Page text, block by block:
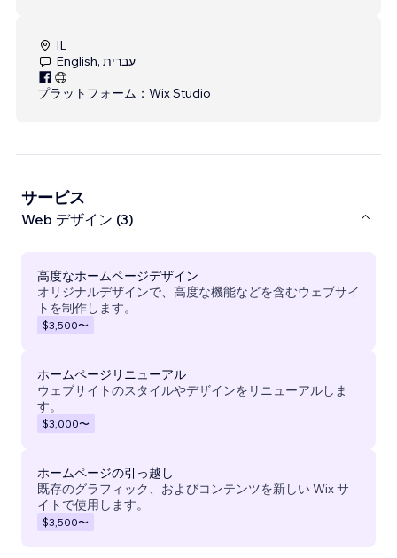
IL
English, עברית
プラットフォーム： Wix Studio
サービス
Web デザイン (3)
高度なホームページデザイン
オリジナルデザインで、高度な機能などを含むウェブサイ
トを制作します。
$3,500〜
ホームページリニューアル
ウェブサイトのスタイルやデザインをリニューアルしま
す。
$3,000〜
ホームページの引っ越し
既存のグラフィック、およびコンテンツを新しい Wix サ
イトで使用します。
$3,500〜